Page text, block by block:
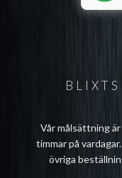
Vår målsättning
timmar på
övriga